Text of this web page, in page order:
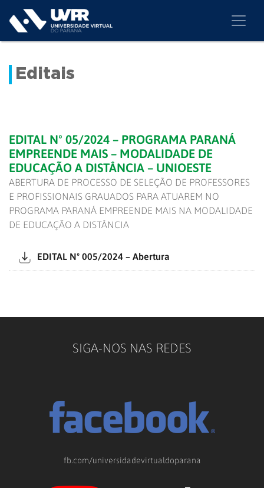
Editais
EDITAL Nº 05/2024 – PROGRAMA PARANÁ
EMPREENDE MAIS – MODALIDADE DE
EDUCAÇÃO A DISTÂNCIA – UNIOESTE
ABERTURA DE PROCESSO DE SELEÇÃO DE PROFESSORES
E PROFISSIONAIS GRAUADOS PARA ATUAREM NO
PROGRAMA PARANÁ EMPREENDE MAIS NA MODALIDADE
DE EDUCAÇÃO A DISTÂNCIA
EDITAL Nº 005/2024 – Abertura
SIGA-NOS NAS REDES
fb.com/universidadevirtualdoparana